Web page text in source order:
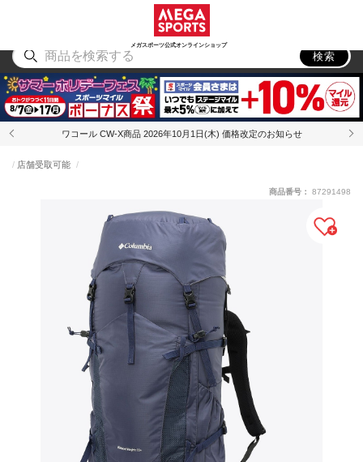
メガスポーツ公式オンラインショップ
アウトドア
検索
ワコール CW-X商品 2026年10月1日(木) 価格改定のお知らせ
店舗受取可能
商品番号： 87291498